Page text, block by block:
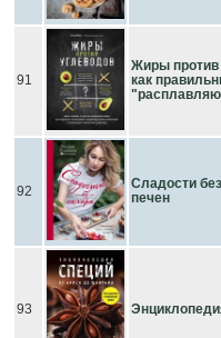
91
Жиры против
как
92
Сладости
печен
93